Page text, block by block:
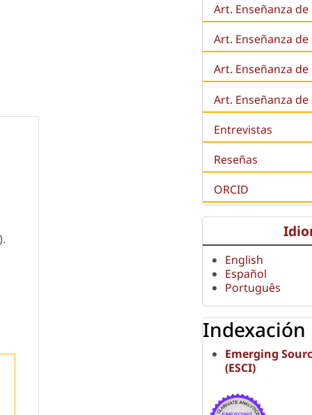
Art. Enseñanza de
Art. Enseñanza de
Art. Enseñanza
Art. Enseñanza
Entrevistas
Reseñas
ORCID
English
Español
Português
Indexación
Emerging
(ESCI)